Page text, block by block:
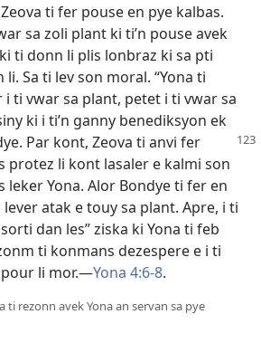
ti fer pouse en pye kalbas.
sa zoli plant ki ti’n pouse avek
ti donn li plis lonbraz ki sa pti
Sa ti lev son moral. “Yona ti
ti vwar sa plant, petet i ti vwar sa
ki i ti’n ganny benediksyon ek
Par kont, Zeova ti anvi fer
protez li kont lasaler e kalmi son
leker Yona. Alor Bondye ti fer en
atak e touy sa plant. Apre, i ti
dan les” ziska ki Yona ti feb
ti konmans dezespere e i ti
li mor.​—Yona 4:6-8.
ti rezonn avek Yona an servan sa pye